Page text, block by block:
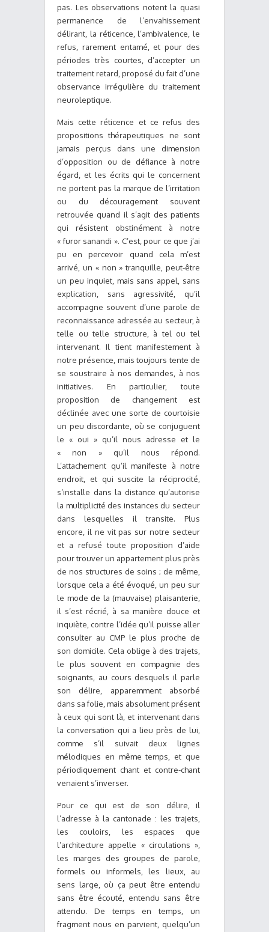
pas. Les observations notent la quasi
permanence de l’envahissement
délirant, la réticence, l’ambivalence, le
refus, rarement entamé, et pour des
périodes très courtes, d’accepter un
traitement retard, proposé du fait d’une
observance irrégulière du traitement
neuroleptique.
Mais cette réticence et ce refus des
propositions thérapeutiques ne sont
jamais perçus dans une dimension
d’opposition ou de défiance à notre
égard, et les écrits qui le concernent
ne portent pas la marque de l’irritation
ou du découragement souvent
retrouvée quand il s’agit des patients
qui résistent obstinément à notre
« furor sanandi ». C’est, pour ce que j’ai
pu en percevoir quand cela m’est
arrivé, un « non » tranquille, peut-être
un peu inquiet, mais sans appel, sans
explication, sans agressivité, qu’il
accompagne souvent d’une parole de
reconnaissance adressée au secteur, à
telle ou telle structure, à tel ou tel
intervenant. Il tient manifestement à
notre présence, mais toujours tente de
se soustraire à nos demandes, à nos
initiatives. En particulier, toute
proposition de changement est
déclinée avec une sorte de courtoisie
un peu discordante, où se conjuguent
le « oui » qu’il nous adresse et le
« non » qu’il nous répond.
L’attachement qu’il manifeste à notre
endroit, et qui suscite la réciprocité,
s’installe dans la distance qu’autorise
la multiplicité des instances du secteur
dans lesquelles il transite. Plus
encore, il ne vit pas sur notre secteur
et a refusé toute proposition d’aide
pour trouver un appartement plus près
de nos structures de soins ; de même,
lorsque cela a été évoqué, un peu sur
le mode de la (mauvaise) plaisanterie,
il s’est récrié, à sa manière douce et
inquiète, contre l’idée qu’il puisse aller
consulter au CMP le plus proche de
son domicile. Cela oblige à des trajets,
le plus souvent en compagnie des
soignants, au cours desquels il parle
son délire, apparemment absorbé
dans sa folie, mais absolument présent
à ceux qui sont là, et intervenant dans
la conversation qui a lieu près de lui,
comme s’il suivait deux lignes
mélodiques en même temps, et que
périodiquement chant et contre-chant
venaient s’inverser.
Pour ce qui est de son délire, il
l’adresse à la cantonade : les trajets,
les couloirs, les espaces que
l’architecture appelle « circulations »,
les marges des groupes de parole,
formels ou informels, les lieux, au
sens large, où ça peut être entendu
sans être écouté, entendu sans être
attendu. De temps en temps, un
fragment nous en parvient, quelqu’un